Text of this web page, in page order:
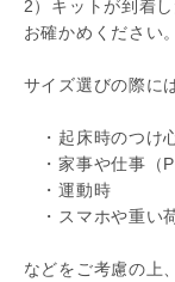
2）キットが到着
お確かめください。
サイズ選びの際に
・起床時のつけ
・家事や仕事（
・運動時
・スマホや重い
などをご考慮の上